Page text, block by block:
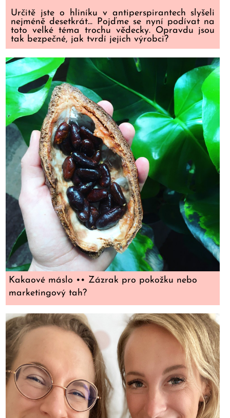
Určitě jste o hliníku v antiperspirantech slyšeli
nejméně desetkrát... Pojďme se nyní podívat na
toto velké téma trochu vědecky. Opravdu jsou
tak bezpečné, jak tvrdí jejich výrobci?
Kakaové máslo •• Zázrak pro pokožku nebo
marketingový tah?